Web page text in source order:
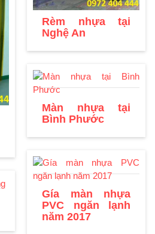
Rèm nhựa tại
Nghệ An
Màn nhựa tại
Bình Phước
Gía màn nhựa
PVC ngăn lạnh
năm 2017